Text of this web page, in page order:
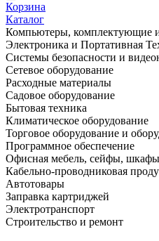
Корзина
Каталог
Компьютеры, комплектующие
Электроника и Портативная
Системы безопасности и
Сетевое оборудование
Расходные материалы
Садовое оборудование
Бытовая техника
Климатическое оборудование
Торговое оборудование и
Программное обеспечение
Офисная мебель, сейфы,
Кабельно-проводниковая
Автотовары
Заправка картриджей
Электротранспорт
Строительство и ремонт